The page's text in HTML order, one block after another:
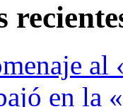
al
en la